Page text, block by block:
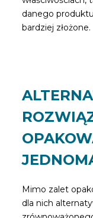
danego
bardziej złożone.
Mimo zalet
dla nich